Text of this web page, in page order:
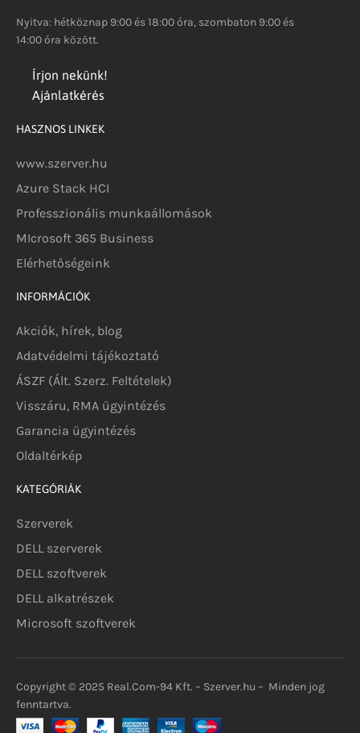
Nyitva: hétköznap 9:00 és 18:00 óra, szombaton 9:00 és
14:00 óra között.
Írjon nekünk!
Ajánlatkérés
HASZNOS LINKEK
www.szerver.hu
Azure Stack HCI
Professzionális munkaállomások
MIcrosoft 365 Business
Elérhetőségeink
INFORMÁCIÓK
Akciók, hírek, blog
Adatvédelmi tájékoztató
ÁSZF (Ált. Szerz. Feltételek)
Visszáru, RMA ügyintézés
Garancia ügyintézés
Oldaltérkép
KATEGÓRIÁK
Szerverek
DELL szerverek
DELL szoftverek
DELL alkatrészek
Microsoft szoftverek
Copyright © 2025 Real.Com-94 Kft. – Szerver.hu – Minden jog
fenntartva.